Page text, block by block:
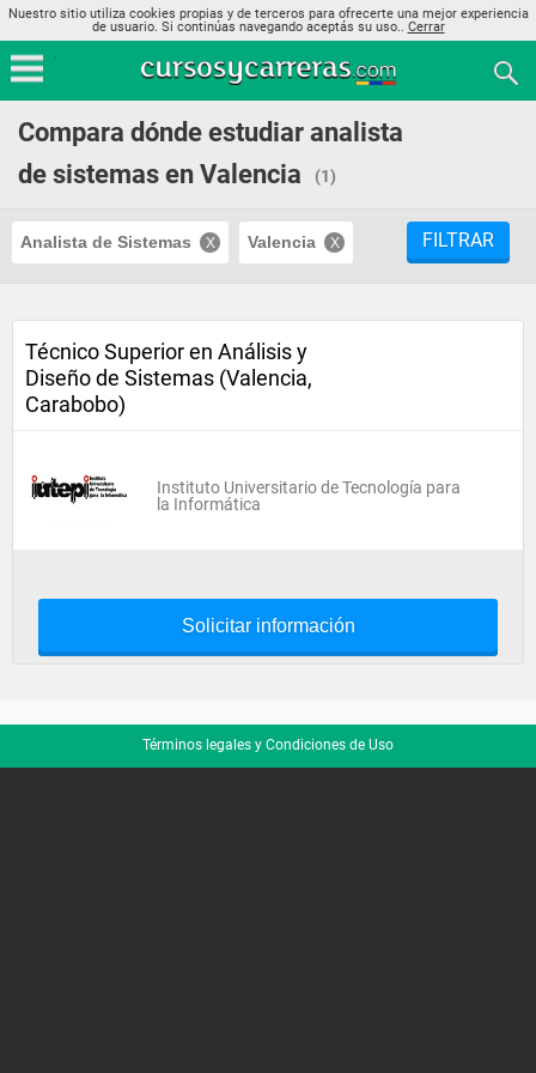
Nuestro sitio utiliza cookies propias y de terceros para ofrecerte una mejor experiencia
de usuario. Si continúas navegando aceptás su uso.. Cerrar
Compara dónde estudiar analista
de sistemas en Valencia
(1)
Analista de Sistemas Valencia FILTRAR
Técnico Superior en Análisis y
Diseño de Sistemas (Valencia,
Carabobo)
Instituto Universitario de Tecnología para
la Informática
Solicitar información
Términos legales y Condiciones de Uso